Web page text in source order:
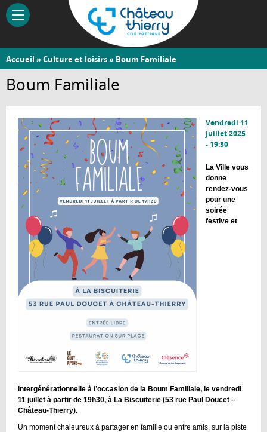
Aller
contenu
Château-
Thierry
Vous
êtes
ici
Accueil »Culture et loisirs» Boum Familiale
Boum Familiale
Vendredi 11
Juillet 2025
- 19:30
La Ville vous
donne
rendez-vous
pour une
soirée
festive et
intergénérationnelle à l’occasion de la Boum Familiale, le vendredi
11 juillet à partir de 19h30, à La Biscuiterie (53 rue Paul Doucet –
Château-Thierry).
Un moment chaleureux à partager en famille ou entre amis, sur la piste